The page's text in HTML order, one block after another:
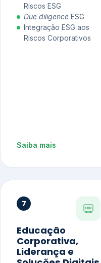
Riscos ESG
Due diligence ESG
Integração ESG aos
Riscos Corporativos
Saiba mais
7
Educação
Corporativa,
Liderança e